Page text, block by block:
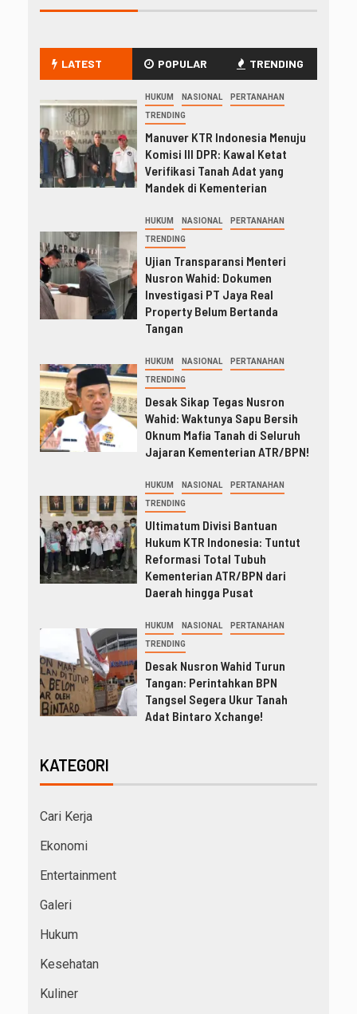
LATEST POPULAR TRENDING
HUKUM NASIONAL PERTANAHAN
TRENDING
Manuver KTR Indonesia Menuju
Komisi III DPR: Kawal Ketat
Verifikasi Tanah Adat yang
Mandek di Kementerian
HUKUM NASIONAL PERTANAHAN
TRENDING
Ujian Transparansi Menteri
Nusron Wahid: Dokumen
Investigasi PT Jaya Real
Property Belum Bertanda
Tangan
HUKUM NASIONAL PERTANAHAN
TRENDING
Desak Sikap Tegas Nusron
Wahid: Waktunya Sapu Bersih
Oknum Mafia Tanah di Seluruh
Jajaran Kementerian ATR/BPN!
HUKUM NASIONAL PERTANAHAN
TRENDING
Ultimatum Divisi Bantuan
Hukum KTR Indonesia: Tuntut
Reformasi Total Tubuh
Kementerian ATR/BPN dari
Daerah hingga Pusat
HUKUM NASIONAL PERTANAHAN
TRENDING
Desak Nusron Wahid Turun
Tangan: Perintahkan BPN
Tangsel Segera Ukur Tanah
Adat Bintaro Xchange!
KATEGORI
Cari Kerja
Ekonomi
Entertainment
Galeri
Hukum
Kesehatan
Kuliner